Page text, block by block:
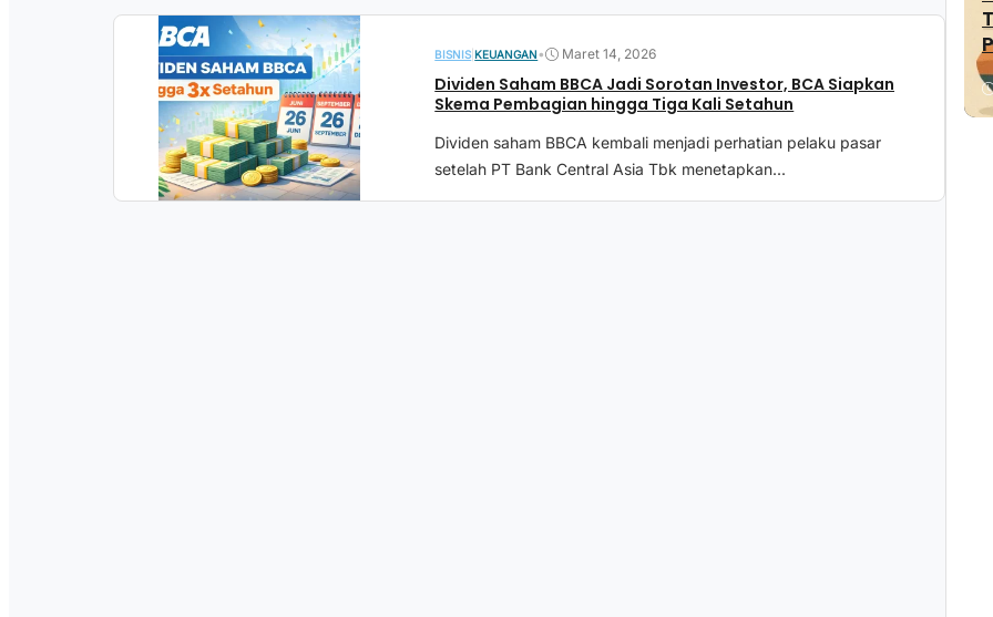
BISNIS |KEUANGAN• Maret 14, 2026
Dividen Saham BBCA Jadi Sorotan Investor, BCA Siapkan
Skema Pembagian hingga Tiga Kali Setahun
Dividen saham BBCA kembali menjadi perhatian pelaku pasar
setelah PT Bank Central Asia Tbk menetapkan...